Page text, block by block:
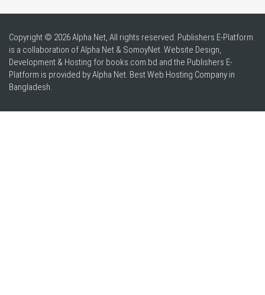
Copyright © 2026 Alpha Net, All rights reserved. Publishers E-Platform
is a collaboration of Alpha Net & SomoyNet. Website Design,
Development & Hosting for books.com.bd and the Publishers E-
Platform is provided by Alpha Net. BestWeb Hosting Company in
Bangladesh.